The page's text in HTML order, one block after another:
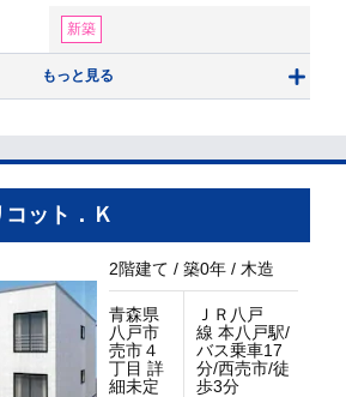
新築
もっと見る
コット．Ｋ
2階建て / 築0年 / 木造
青森県
八戸市
売市４
丁目 詳
細未定
ＪＲ八戸
線 本八戸駅/
バス乗車17
分/西売市/徒
歩3分